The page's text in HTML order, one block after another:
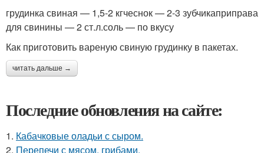
грудинка свиная — 1,5-2 кгчеснок — 2-3 зубчикаприправа
для свинины — 2 ст.л.соль — по вкусу
Как приготовить вареную свиную грудинку в пакетах.
читать дальше →
Последние обновления на сайте:
1. Кабачковые оладьи с сыром.
2. Перепечи с мясом, грибами.